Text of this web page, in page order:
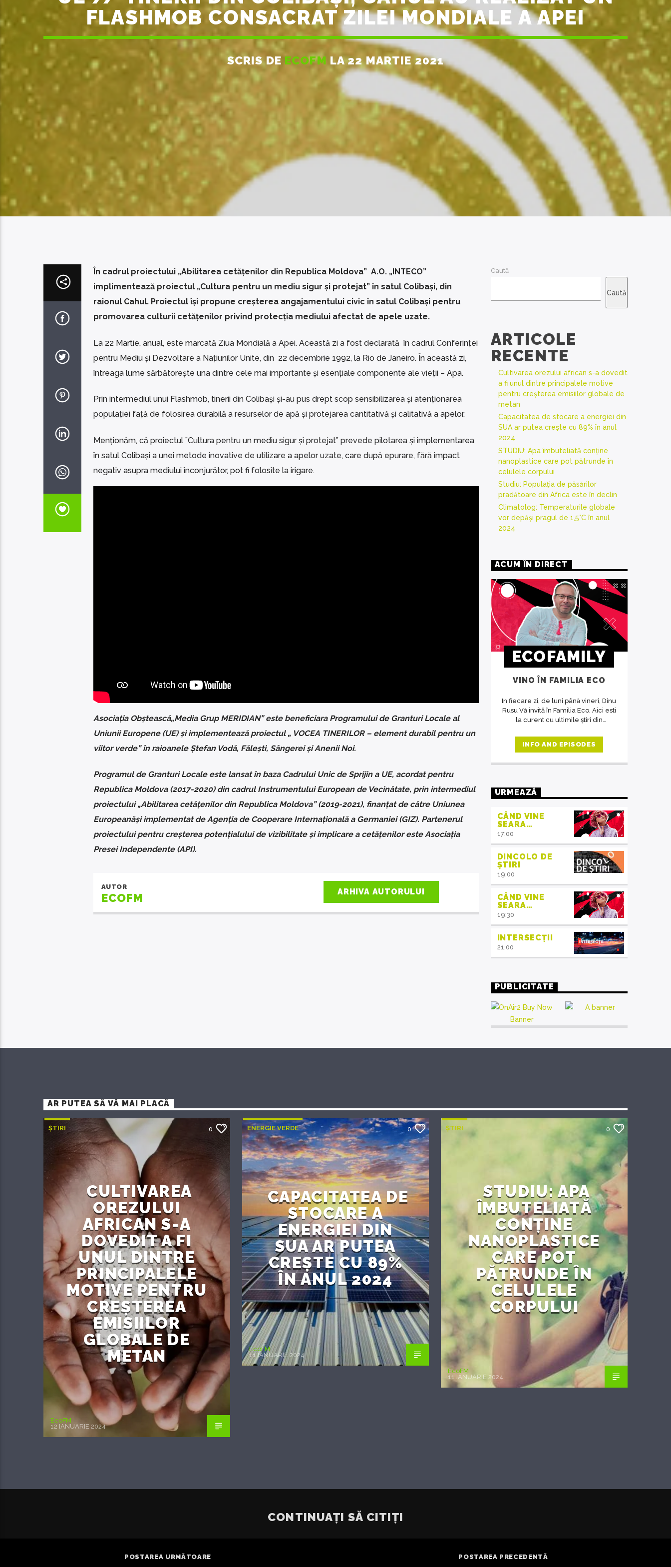
FLASHMOB CONSACRAT ZILEI MONDIALE A APEI
SCRIS DE ECOFM LA 22 MARTIE 2021
În cadrul proiectului „Abilitarea cetățenilor din Republica Moldova” A.O. „INTECO”
implimentează proiectul „Cultura pentru un mediu sigur și protejat” în satul Colibași, din
raionul Cahul. Proiectul își propune creșterea angajamentului civic în satul Colibași pentru
promovarea culturii cetățenilor privind protecția mediului afectat de apele uzate.
La 22 Martie, anual, este marcată Ziua Mondială a Apei. Această zi a fost declarată în cadrul Conferinței
pentru Mediu și Dezvoltare a Națiunilor Unite, din 22 decembrie 1992, la Rio de Janeiro. În această zi,
întreaga lume sărbătorește una dintre cele mai importante și esențiale componente ale vieții – Apa.
Prin intermediul unui Flashmob, tinerii din Colibași și-au pus drept scop sensibilizarea și atenționarea
populației față de folosirea durabilă a resurselor de apă și protejarea cantitativă și calitativă a apelor.
Menționăm, că proiectul ”Cultura pentru un mediu sigur și protejat” prevede pilotarea și implementarea
în satul Colibași a unei metode inovative de utilizare a apelor uzate, care după epurare, fără impact
negativ asupra mediului înconjurător, pot fi folosite la irigare.
Asociația Obștească„Media Grup MERIDIAN”este beneficiara Programului de Granturi Locale al
Uniunii Europene (UE)și implementeazăproiectul „ VOCEA TINERILOR – element durabil pentru un
viitor verde” în raioanele Ștefan Vodă, Fălești, Sângerei și Anenii Noi.
Programul de Granturi Locale este lansat în baza Cadrului Unic de Sprijin a UE, acordat pentru
Republica Moldova (2017-2020) din cadrul Instrumentului European de Vecinătate, prin intermediul
proiectului „Abilitarea cetățenilor din Republica Moldova”(2019-2021), finanțat de către Uniunea
Europeanăși implementat de Agenția de Cooperare Internaționalăa Germaniei (GIZ). Partenerul
proiectului pentru creșterea potențialului de vizibilitateși implicare a cetățenilor este Asociația
Presei Independente (API).
AUTOR
ECOFM ARHIVA AUTORULUI
Caută
Caută
ARTICOLE
RECENTE
Cultivarea orezului african s-a dovedit
a fi unul dintre principalele motive
pentru creșterea emisiilor globale de
metan
Capacitatea de stocare a energiei din
SUA ar putea crește cu 89% în anul
2024
STUDIU: Apa îmbuteliată conține
nanoplastice care pot pătrunde în
celulele corpului
Studiu: Populația de păsărilor
pradătoare din Africa este în declin
Climatolog: Temperaturile globale
vor depăși pragul de 1,5°C în anul
2024
ACUM ÎN DIRECT
ECOFAMILY
VINO ÎN FAMILIA ECO
In fiecare zi, de luni până vineri, Dinu
Rusu Vă invită în Familia Eco. Aici esti
la curent cu ultimile știri din
cadrul interviurilor de la ora 14,
invitații emisiunii ne crează acea
INFO AND EPISODES
URMEAZĂ
CÂND VINE
SEARA…
17:00
DINCOLO DE
ȘTIRI
19:00
CÂND VINE
SEARA…
19:30
INTERSECȚII
21:00
PUBLICITATE
AR PUTEA SĂ VĂ MAI PLACĂ
ȘTIRI 0
CULTIVAREA
OREZULUI
AFRICAN S-A
DOVEDIT A FI
UNUL DINTRE
PRINCIPALELE
MOTIVE PENTRU
CREȘTEREA
EMISIILOR
GLOBALE DE
METAN
EcoFM
12 IANUARIE 2024
ENERGIE VERDE 0
CAPACITATEA DE
STOCARE A
ENERGIEI DIN
SUA AR PUTEA
CREȘTE CU 89%
ÎN ANUL 2024
EcoFM
11 IANUARIE 2024
ȘTIRI 0
STUDIU: APA
ÎMBUTELIATĂ
CONȚINE
NANOPLASTICE
CARE POT
PĂTRUNDE ÎN
CELULELE
CORPULUI
EcoFM
11 IANUARIE 2024
CONTINUAȚI SĂ CITIȚI
POSTAREA URMĂTOARE POSTAREA PRECEDENTĂ